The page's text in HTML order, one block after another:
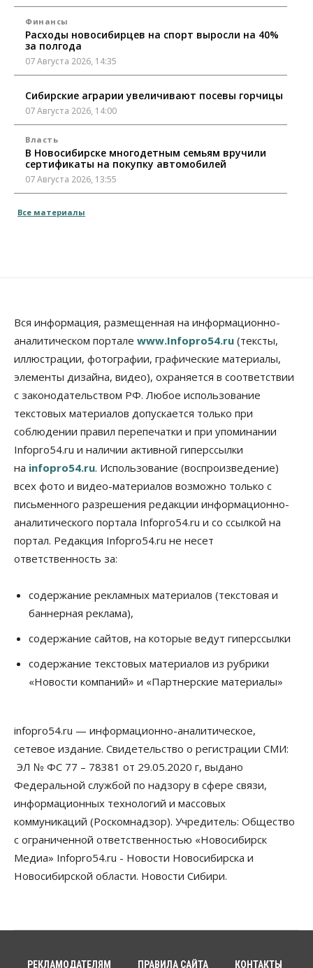
Финансы
Расходы новосибирцев на спорт выросли на 40%
за полгода
07 Августа 2026, 14:35
Сибирские аграрии увеличивают посевы горчицы
07 Августа 2026, 14:00
Власть
В Новосибирске многодетным семьям вручили
сертификаты на покупку автомобилей
07 Августа 2026, 13:55
Треть автовладельцев в Новосибирской области
07 Августа 2026, 12:35
Общество
Синоптики рассказали о погоде в Новосибирске
на выходных
07 Августа 2026, 12:00
Жители Новосибирска смогут добровольно
повысить свою пенсию
07 Августа 2026, 11:30
Общество
Деньгами будут распоряжаться дети: в десяти
школах Новосибирской области введут
инициативное бюджетирование
07 Августа 2026, 11:00
заключили под стражу
07 Августа 2026, 10:15
Общество
Новосибирской области, но режима ЧС не будет
07 Августа 2026, 10:00
выстраивают системы защиты от атак БПЛА
07 Августа 2026, 09:00
По «Сибэлектротерму» выдали исполнительные
листы на полмиллиарда рублей
07 Августа 2026, 08:00
Бизнес Власть Медицина Общество
Искусственный интеллект предлагают
привлекать к разработке новых лекарств в
России
рублей
Все материалы
Вся информация, размещенная на информационно-
аналитическом портале www.Infopro54.ru (тексты,
иллюстрации, фотографии, графические материалы,
элементы дизайна, видео), охраняется в соответствии
с законодательством РФ. Любое использование
текстовых материалов допускается только при
соблюдении правил перепечатки и при упоминании
Infopro54.ru и наличии активной гиперссылки
на infopro54.ru. Использование (воспроизведение)
всех фото и видео-материалов возможно только с
письменного разрешения редакции информационно-
аналитического портала Infopro54.ru и со ссылкой на
портал. Редакция Infopro54.ru не несет
ответственность за:
содержание рекламных материалов (текстовая и
баннерная реклама),
содержание сайтов, на которые ведут гиперссылки
содержание текстовых материалов из рубрики
«Новости компаний» и «Партнерские материалы»
infopro54.ru — информационно-аналитическое,
сетевое издание. Свидетельство о регистрации СМИ:
ЭЛ № ФС 77 – 78381 от 29.05.2020 г, выдано
Федеральной службой по надзору в сфере связи,
информационных технологий и массовых
коммуникаций (Роскомнадзор). Учредитель: Общество
с ограниченной ответственностью «Новосибирск
Медиа» Infopro54.ru - Новости Новосибирска и
Новосибирской области. Новости Сибири.
РЕКЛАМОДАТЕЛЯМ ПРАВИЛА САЙТА КОНТАКТЫ